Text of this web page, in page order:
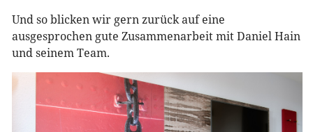
Und so blicken wir gern zurück auf eine
ausgesprochen gute Zusammenarbeit mit Daniel Hain
und seinem Team.